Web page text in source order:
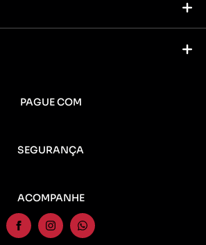
PAGUE COM
SEGURANÇA
ACOMPANHE